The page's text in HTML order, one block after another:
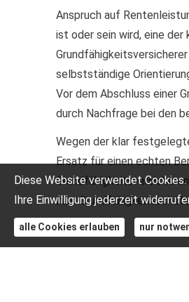
Anspruch auf
ist oder sein wird, eine
selbstständige
Vor dem Abschluss einer
durch Nachfrage bei den
Wegen der klar
Ersatz für einen echten
zum
Diese Website verwendet
Ihre Einwilligung jederzeit
alle Cookies erlauben nur